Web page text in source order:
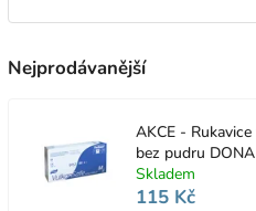
Nejprodávanější
AKCE -
bez pudru
Skladem
115 Kč